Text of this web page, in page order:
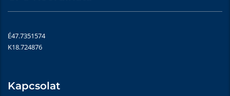
É47.7351574
K18.724876
Kapcsolat